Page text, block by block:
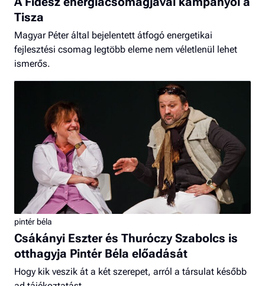
Tisza
Magyar Péter által bejelentett átfogó energetikai
fejlesztési csomag legtöbb eleme nem véletlenül lehet
ismerős.
pintér béla
Csákányi Eszter és Thuróczy Szabolcs is
otthagyja Pintér Béla előadását
Hogy kik veszik át a két szerepet, arról a társulat később